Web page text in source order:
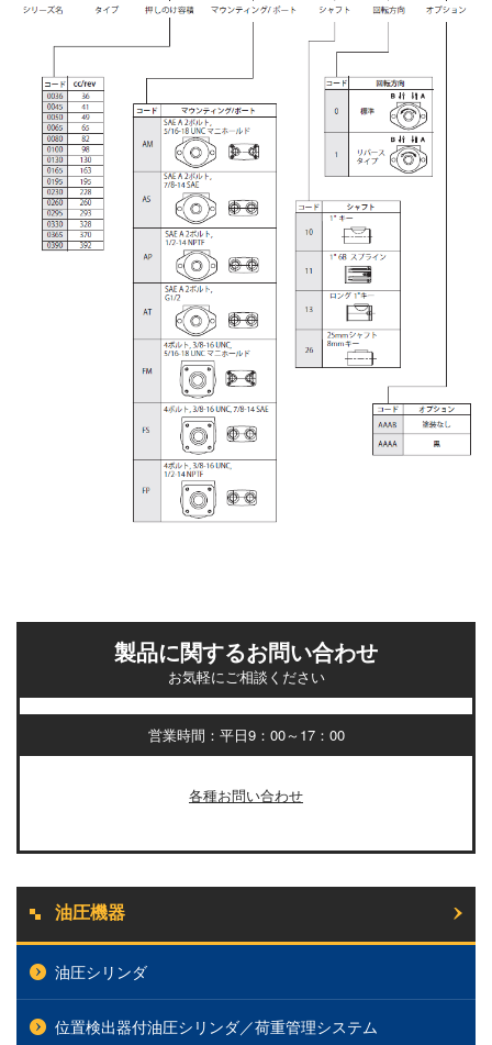
製品に関するお問い合わせ
お気軽にご相談ください
営業時間：平日9：00～17：00
各種お問い合わせ
油圧機器
油圧シリンダ
位置検出器付油圧シリンダ／荷重管理システム